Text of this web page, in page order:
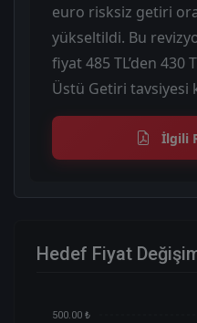
euro risksiz getiri
yükseltildi. Bu
fiyat 485 TL’den 430
Üstü Getiri tavsiyesi
İlgili
Hedef Fiyat
500.00 ₺